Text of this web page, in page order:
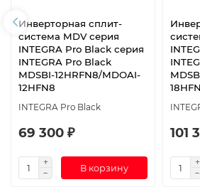
Инверторная сплит-
система MDV серия
INTEGRA Pro Black серия
INTEGRA Pro Black
MDSBI-12HRFN8/MDOAI-
12HFN8
INTEGRA Pro Black
69 300 ₽
В корзину
101